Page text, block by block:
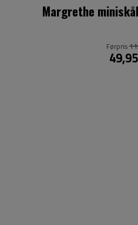
Margrethe
Førpris